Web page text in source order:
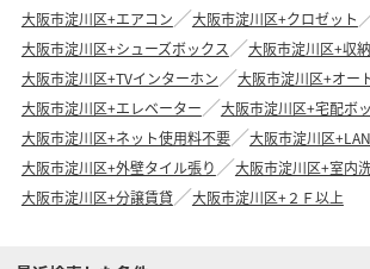
大阪市淀川区+エアコン
大阪市淀川区+クロゼット
大阪市淀川区+シューズボックス
大阪市淀川区+収
大阪市淀川区+TVインターホン
大阪市淀川区+オー
大阪市淀川区+エレベーター
大阪市淀川区+宅配ボ
大阪市淀川区+ネット使用料不要
大阪市淀川区+LAN
大阪市淀川区+外壁タイル張り
大阪市淀川区+室内
大阪市淀川区+分譲賃貸
大阪市淀川区+２Ｆ以上